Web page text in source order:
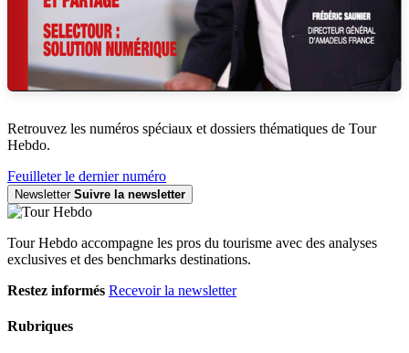
Retrouvez les numéros spéciaux et dossiers thématiques de Tour
Hebdo.
Feuilleter le dernier numéro
Newsletter Suivre la newsletter
Tour Hebdo accompagne les pros du tourisme avec des analyses
exclusives et des benchmarks destinations.
Restez informés Recevoir la newsletter
Rubriques